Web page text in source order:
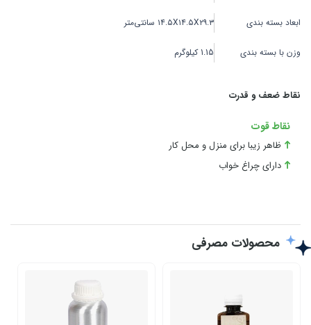
ابعاد بسته بندی ۱۴.۵X۱۴.۵X۲۹.۳ سانتی‌متر
وزن با بسته بندی 1.15 کیلوگرم
نقاط ضعف و قدرت
نقاط قوت
ظاهر زیبا برای منزل و محل کار
دارای چراغ خواب
محصولات مصرفی